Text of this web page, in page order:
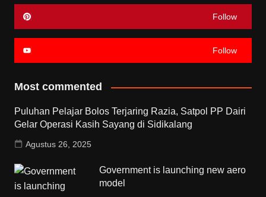
Follow
Follow
Most commented
Puluhan Pelajar Bolos Terjaring Razia, Satpol PP Dairi
Gelar Operasi Kasih Sayang di Sidikalang
Agustus 26, 2025
Government is launching new aero
model